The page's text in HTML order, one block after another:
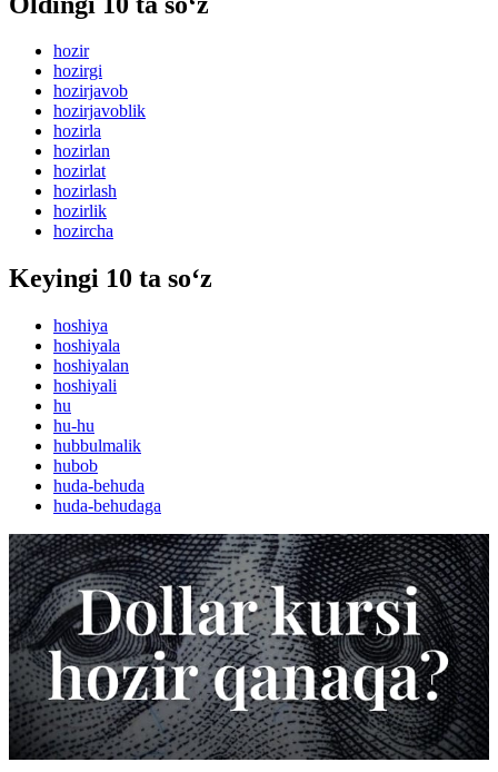
hozir
hozirgi
hozirjavob
hozirjavoblik
hozirla
hozirlan
hozirlat
hozirlash
hozirlik
hozircha
Keyingi 10 ta so‘z
hoshiya
hoshiyala
hoshiyalan
hoshiyali
hu
hu-hu
hubbulmalik
hubob
huda-behuda
huda-behudaga